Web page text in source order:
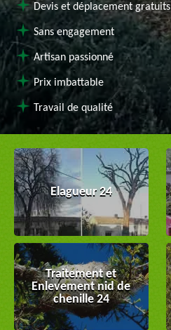
Devis et déplacement gratuits
Sans engagement
Artisan passionné
Prix imbattable
Travail de qualité
Elagueur 24
Traitement et
Enlevement nid de
chenille 24